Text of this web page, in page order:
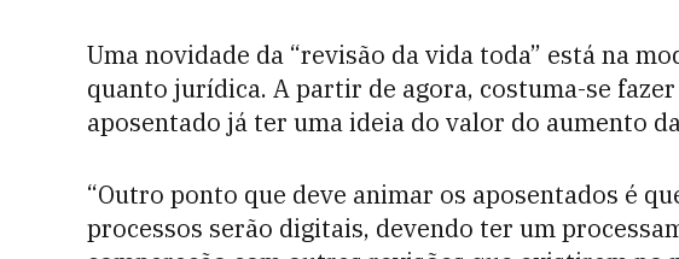
Uma novidade da “revisão da vida toda” está na
quanto jurídica. A partir de agora, costuma-se
aposentado já ter uma ideia do valor do aumento
“Outro ponto que deve animar os aposentados é
processos serão digitais, devendo ter um